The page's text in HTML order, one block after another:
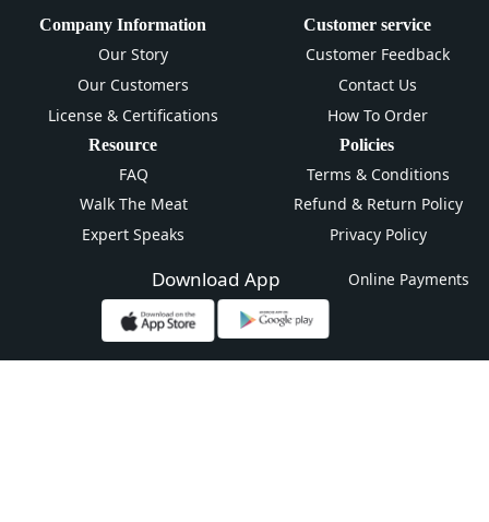
Company Information
Our Story
Our Customers
License & Certifications
Customer service
Customer Feedback
Contact Us
How To Order
Resource
FAQ
Walk The Meat
Expert Speaks
Policies
Terms & Conditions
Refund & Return Policy
Privacy Policy
Download App Online Payments